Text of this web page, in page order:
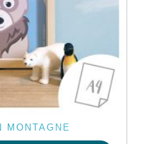
MONTAGNE